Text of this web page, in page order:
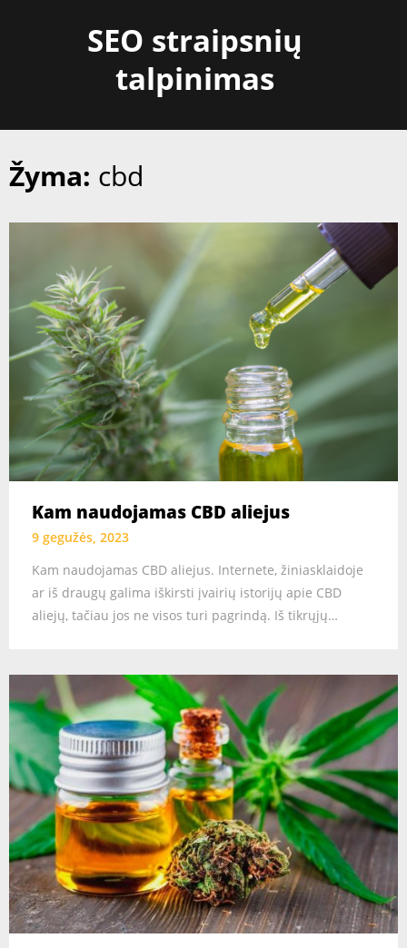
SEO straipsnių
talpinimas
Žyma: cbd
Kam naudojamas CBD aliejus
9 gegužės, 2023
Kam naudojamas CBD aliejus. Internete, žiniasklaidoje
ar iš draugų galima iškirsti įvairių istorijų apie CBD
aliejų, tačiau jos ne visos turi pagrindą. Iš tikrųjų…